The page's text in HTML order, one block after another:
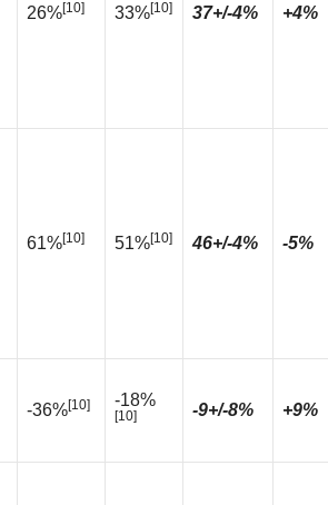
26%[10] 33%[10] 37+/-4% +4%
61%[10] 51%[10] 46+/-4% -5%
-36%[10] -18%
[10] -9+/-8% +9%